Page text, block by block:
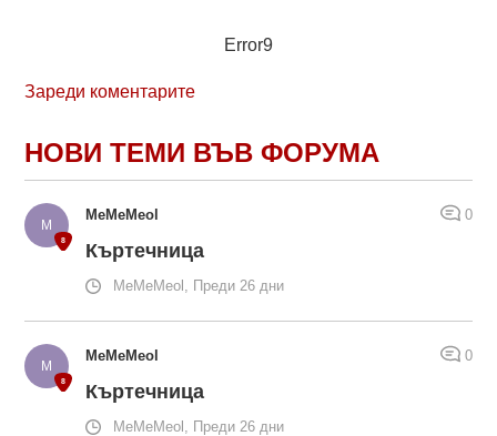
Error9
Зареди коментарите
НОВИ ТЕМИ ВЪВ ФОРУМА
MeMeMeol 0
Къртечница
MeMeMeol, Преди 26 дни
MeMeMeol 0
Къртечница
MeMeMeol, Преди 26 дни